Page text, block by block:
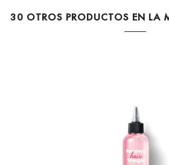
30 OTROS PRODUCTOS EN LA